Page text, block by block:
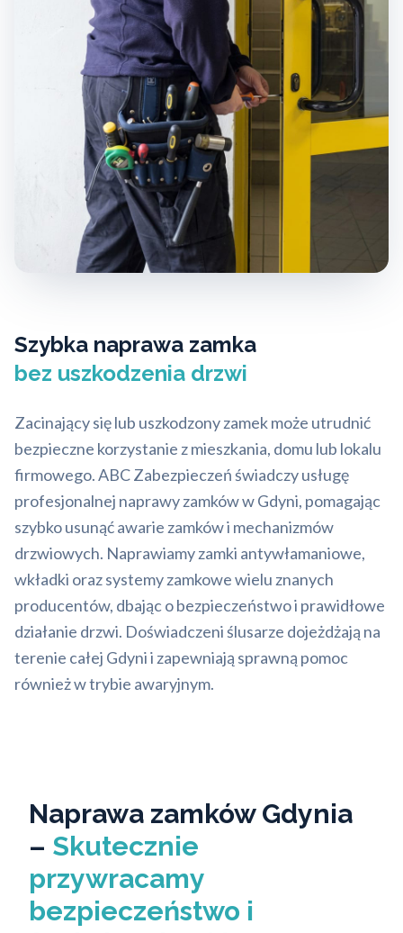
Szybka naprawa zamka
bez uszkodzenia drzwi
Zacinający się lub uszkodzony zamek może utrudnić
bezpieczne korzystanie z mieszkania, domu lub lokalu
firmowego. ABC Zabezpieczeń świadczy usługę
profesjonalnej naprawy zamków w Gdyni, pomagając
szybko usunąć awarie zamków i mechanizmów
drzwiowych. Naprawiamy zamki antywłamaniowe,
wkładki oraz systemy zamkowe wielu znanych
producentów, dbając o bezpieczeństwo i prawidłowe
działanie drzwi. Doświadczeni ślusarze dojeżdżają na
terenie całej Gdyni i zapewniają sprawną pomoc
również w trybie awaryjnym.
Naprawa zamków Gdynia
– Skutecznie
przywracamy
bezpieczeństwo i